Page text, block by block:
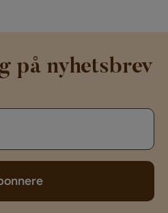
på nyhetsbrev